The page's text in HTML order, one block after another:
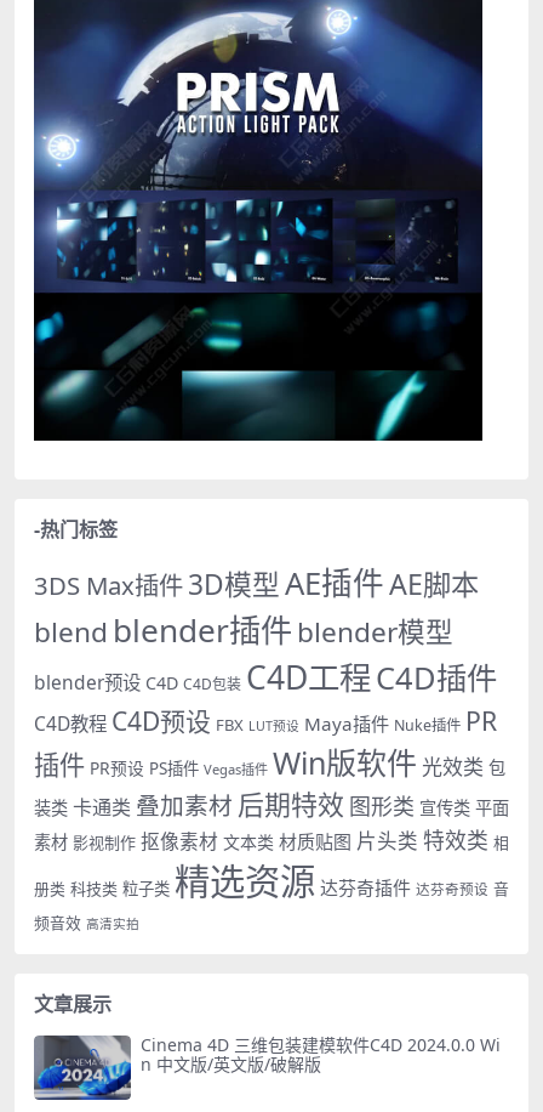
-热门标签
3DS Max插件3D模型AE插件AE脚本
blend blender插件 blender模型
blender预设 C4D C4D包装 C4D工程C4D插件
C4D教程 C4D预设 FBX LUT预设 Maya插件 Nuke插件 PR
插件 PR预设 PS插件 Vegas插件 Win版软件 光效类 包
装类 卡通类 叠加素材 后期特效 图形类 宣传类 平面
素材 影视制作 抠像素材 文本类 材质贴图 片头类 特效类 相
册类 科技类 粒子类 精选资源 达芬奇插件 达芬奇预设 音
频音效 高清实拍
文章展示
Cinema 4D 三维包装建模软件C4D 2024.0.0 Wi
n 中文版/英文版/破解版